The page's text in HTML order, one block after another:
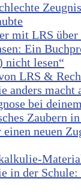
mit LRS über
Ein
nicht lesen“
LRS &
anders macht
bei
Zaubern
neuen
in der